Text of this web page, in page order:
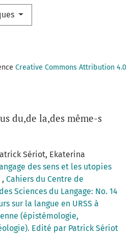
Creative Commons Attribution 4.0
du,de la,des même-s
Sériot, Ekaterina
des sens et les utopies
, Cahiers du Centre de
Sciences du Langage: No. 14
sur la langue en URSS à
(épistémologie,
Edité par Patrick Sériot